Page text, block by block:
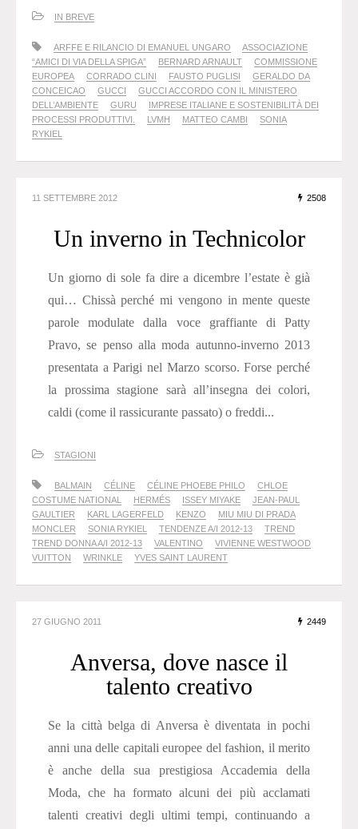
IN BREVE
ARFFE E RILANCIO DI EMANUEL UNGARO
ASSOCIAZIONE
“AMICI DI VIA DELLA SPIGA”
BERNARD ARNAULT
COMMISSIONE
EUROPEA
CORRADO CLINI FAUSTO PUGLISI
GERALDO DA
CONCEICAO
GUCCI
GUCCI ACCORDO CON IL MINISTERO
DELL’AMBIENTE
GURU
IMPRESE ITALIANE E SOSTENIBILITÀ DEI
PROCESSI PRODUTTIVI.
LVMH MATTEO CAMBI
SONIA
RYKIEL
11 SETTEMBRE 2012 2508
Un inverno in Technicolor
Un giorno di sole fa dire a dicembre l’estate è già
qui… Chissà perché mi vengono in mente queste
parole modulate dalla voce graffiante di Patty
Pravo, se penso alla moda autunno-inverno 2013
presentata a Parigi nel Marzo scorso. Forse perché
la prossima stagione sarà all’insegna dei colori,
caldi (come il rassicurante passato) o freddi...
STAGIONI
BALMAIN CÉLINE CÉLINE PHOEBE PHILO
CHLOE
COSTUME NATIONAL
HERMÉS ISSEY MIYAKE
JEAN-PAUL
GAULTIER
KARL LAGERFELD KENZO
MIU MIU DI PRADA
MONCLER
SONIA RYKIEL TENDENZE A/I 2012-13
TREND
TREND DONNA A/I 2012-13
VALENTINO
VIVIENNE WESTWOOD
VUITTON
WRINKLE YVES SAINT LAURENT
27 GIUGNO 2011 2449
Anversa, dove nasce il
talento creativo
Se la città belga di Anversa è diventata in pochi
anni una delle capitali europee del fashion, il merito
è anche della sua prestigiosa Accademia della
Moda, che ha formato alcuni dei più acclamati
talenti creativi degli ultimi tempi, continuando a